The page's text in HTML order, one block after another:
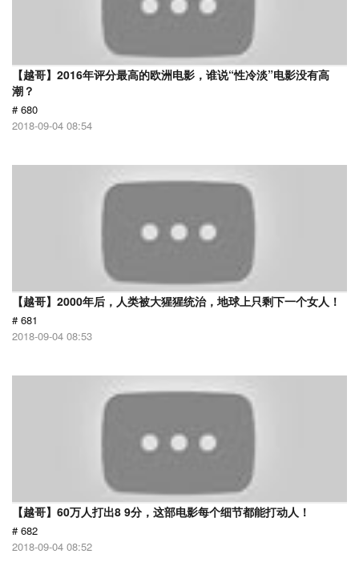
【越哥】2016年评分最高的欧洲电影，谁说“性冷淡”电影没有高
潮？
# 680
2018-09-04 08:54
【越哥】2000年后，人类被大猩猩统治，地球上只剩下一个女人！
# 681
2018-09-04 08:53
【越哥】60万人打出8 9分，这部电影每个细节都能打动人！
# 682
2018-09-04 08:52